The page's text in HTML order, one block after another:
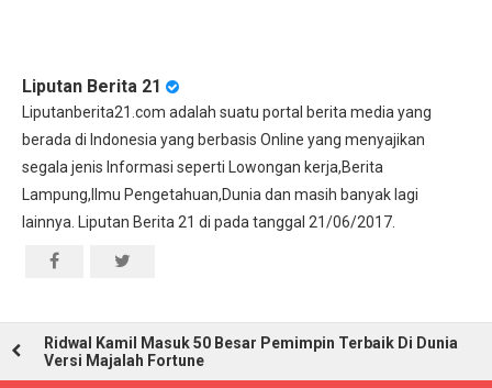
Liputan Berita 21
Liputanberita21.com adalah suatu portal berita media yang
berada di Indonesia yang berbasis Online yang menyajikan
segala jenis Informasi seperti Lowongan kerja,Berita
Lampung,Ilmu Pengetahuan,Dunia dan masih banyak lagi
lainnya. Liputan Berita 21 di pada tanggal 21/06/2017.
Ridwal Kamil Masuk 50 Besar Pemimpin Terbaik Di Dunia
Versi Majalah Fortune